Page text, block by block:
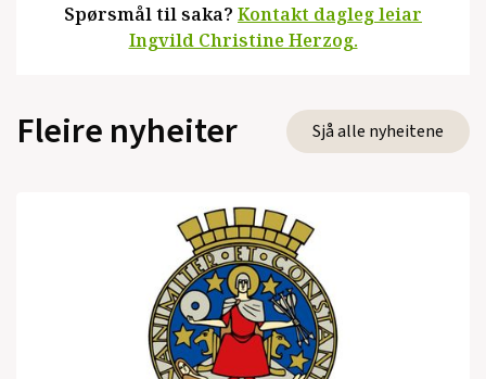
Spørsmål til saka? Kontakt dagleg leiar
Ingvild Christine Herzog.
Fleire nyheiter Sjå alle nyheitene